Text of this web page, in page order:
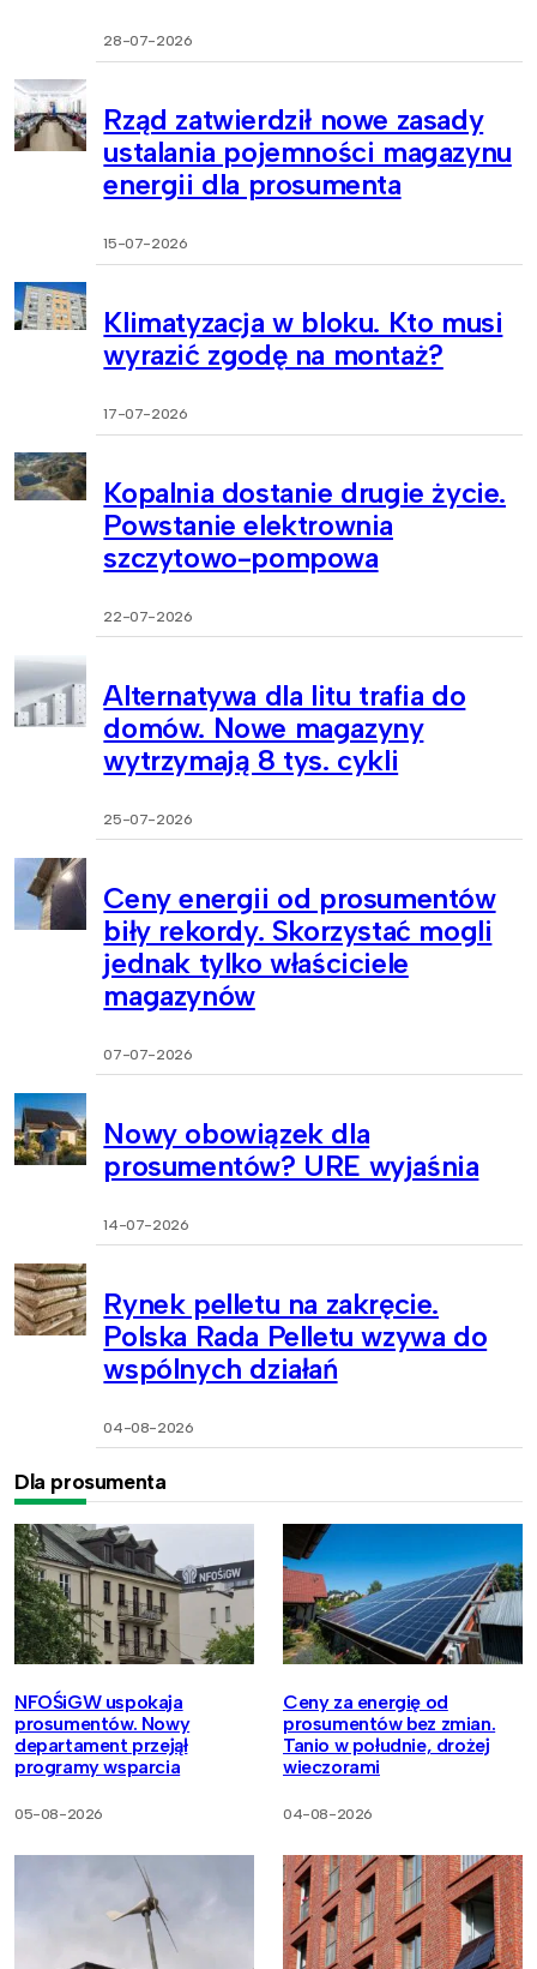
28-07-2026
Rząd zatwierdził nowe zasady
ustalania pojemności magazynu
energii dla prosumenta
15-07-2026
Klimatyzacja w bloku. Kto musi
wyrazić zgodę na montaż?
17-07-2026
Kopalnia dostanie drugie życie.
Powstanie elektrownia
szczytowo-pompowa
22-07-2026
Alternatywa dla litu trafia do
domów. Nowe magazyny
wytrzymają 8 tys. cykli
25-07-2026
Ceny energii od prosumentów
biły rekordy. Skorzystać mogli
jednak tylko właściciele
magazynów
07-07-2026
Nowy obowiązek dla
prosumentów? URE wyjaśnia
14-07-2026
Rynek pelletu na zakręcie.
Polska Rada Pelletu wzywa do
wspólnych działań
04-08-2026
Dla prosumenta
NFOŚiGW uspokaja
prosumentów. Nowy
departament przejął
programy wsparcia
05-08-2026
Ceny za energię od
prosumentów bez zmian.
Tanio w południe, drożej
wieczorami
04-08-2026